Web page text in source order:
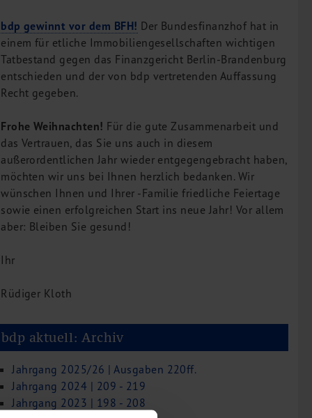
bdp gewinnt vor dem BFH! Der Bundesfinanzhof hat in
einem für etliche Immobiliengesellschaften wichtigen
Tatbestand gegen das Finanzgericht Berlin-Brandenburg
entschieden und der von bdp vertretenden Auffassung
Recht gegeben.
Frohe Weihnachten! Für die gute Zusammenarbeit und
das Vertrauen, das Sie uns auch in diesem
außerordentlichen Jahr wieder entgegengebracht haben,
möchten wir uns bei Ihnen herzlich bedanken. Wir
wünschen Ihnen und Ihrer -Familie friedliche Feiertage
sowie einen erfolgreichen Start ins neue Jahr! Vor allem
aber: Bleiben Sie gesund!
Ihr
Rüdiger Kloth
bdp aktuell: Archiv
Jahrgang 2025/26 | Ausgaben 220ff.
Jahrgang 2024 | 209 - 219
Jahrgang 2023 | 198 - 208